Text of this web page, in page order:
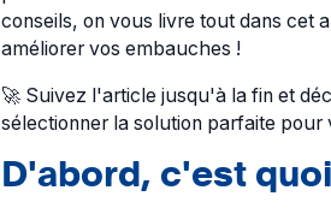
conseils, on vous livre tout dans cet
améliorer vos embauches !
🚀 Suivez l'article jusqu'à la fin et
sélectionner la solution parfaite pour
D'abord, c'est